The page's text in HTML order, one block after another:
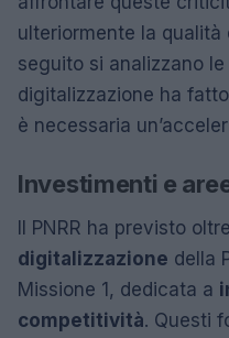
ulteriormente la qualità
seguito si analizzano
digitalizzazione ha
è necessaria
Investimenti e
Il PNRR ha previsto
digitalizzazione della
Missione 1, dedicata a
competitività. Questi